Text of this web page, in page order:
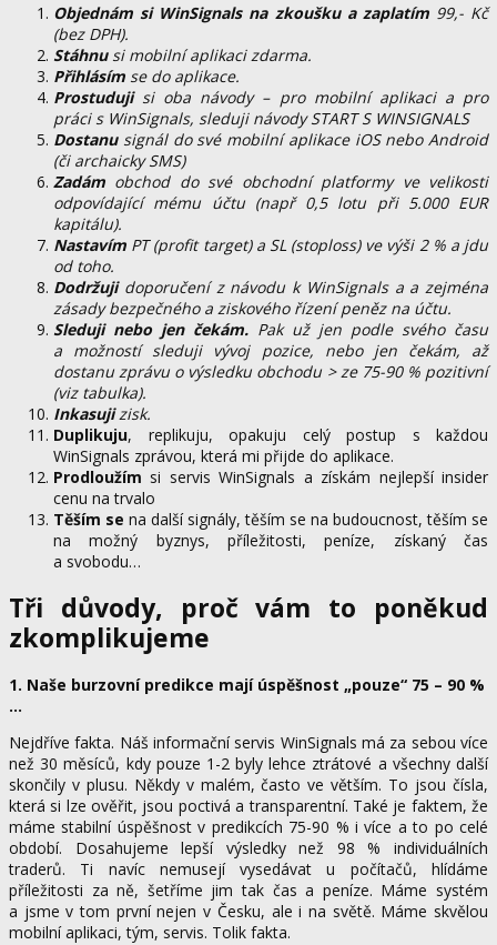
Objednám si WinSignals na zkoušku a zaplatím99,- Kč
(bez DPH).
Stáhnusi mobilní aplikaci zdarma.
Přihlásím se do aplikace.
Prostudujisi oba návody – pro mobilní aplikaci a pro
práci s WinSignals, sleduji návody START S WINSIGNALS
Dostanusignál do své mobilní aplikace iOS nebo Android
(či archaicky SMS)
Zadám obchod do své obchodní platformy ve velikosti
odpovídající mému účtu (např 0,5 lotu při 5.000 EUR
kapitálu).
Nastavím PT (profit target) a SL (stoploss) ve výši 2 % a jdu
od toho.
Dodržujidoporučení z návodu k WinSignals a a zejména
zásady bezpečného a ziskového řízení peněz na účtu.
Sleduji nebo jen čekám. Pak už jen podle svého času
a možností sleduji vývoj pozice, nebo jen čekám, až
dostanu zprávu o výsledku obchodu > ze 75-90 % pozitivní
(viz tabulka).
Inkasujizisk.
Duplikuju, replikuju, opakuju celý postup s každou
WinSignals zprávou, která mi přijde do aplikace.
Prodloužím si servis WinSignals a získám nejlepší insider
cenu na trvalo
Těším se na další signály, těším se na budoucnost, těším se
na možný byznys, příležitosti, peníze, získaný čas
a svobodu…
Tři důvody, proč vám to poněkud
zkomplikujeme
1. Naše burzovní predikce mají úspěšnost „pouze“ 75 – 90 %
…
Nejdříve fakta. Náš informační servis WinSignals má za sebou více
než 30 měsíců, kdy pouze 1-2 byly lehce ztrátové a všechny další
skončily v plusu. Někdy v malém, často ve větším. To jsou čísla,
která si lze ověřit, jsou poctivá a transparentní. Také je faktem, že
máme stabilní úspěšnost v predikcích 75-90 % i více a to po celé
období. Dosahujeme lepší výsledky než 98 % individuálních
traderů. Ti navíc nemusejí vysedávat u počítačů, hlídáme
příležitosti za ně, šetříme jim tak čas a peníze. Máme systém
a jsme v tom první nejen v Česku, ale i na světě. Máme skvělou
mobilní aplikaci, tým, servis. Tolik fakta.